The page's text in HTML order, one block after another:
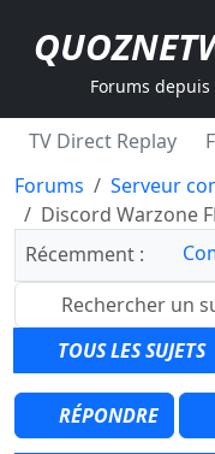
Forums depuis
TV Direct Replay
Forums
Serveur
Discord Warzone
Récemment :
TOUS LES SUJETS
RÉPONDRE